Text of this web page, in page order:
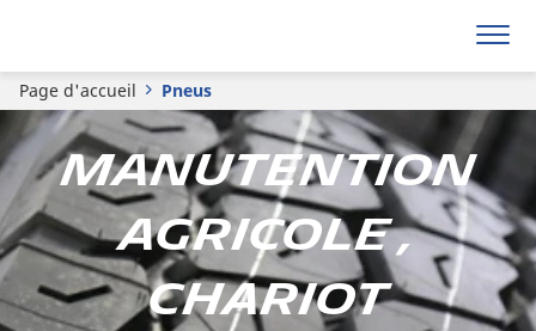
Page d'accueil Pneus
Manutention
Agricole ,
Chariot